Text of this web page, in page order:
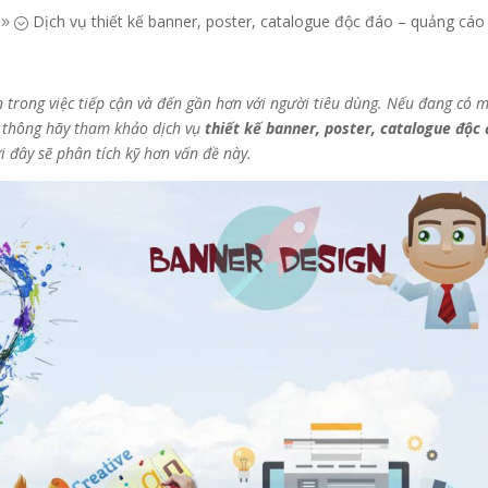
Dịch vụ thiết kế banner, poster, catalogue độc đáo – quảng
việc tiếp cận và đến gần hơn với người tiêu dùng. Nếu đang có
hãy tham khảo dịch vụthiết kế banner, poster, catalogue độc
sẽ phân tích kỹ hơn vấn đề này.